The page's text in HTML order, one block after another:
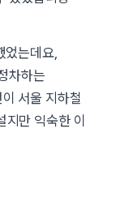
었는데요,
차하는
서울 지하철
만 익숙한 이